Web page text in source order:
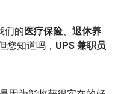
们的医疗保险、 退休养
您知道吗， UPS 兼职员